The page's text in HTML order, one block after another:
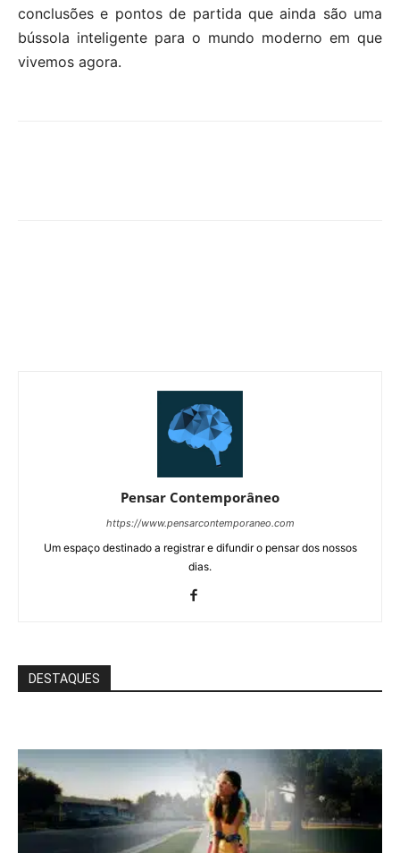
conclusões e pontos de partida que ainda são uma
bússola inteligente para o mundo moderno em que
vivemos agora.
Pensar Contemporâneo
https://www.pensarcontemporaneo.com
Um espaço destinado a registrar e difundir o pensar dos nossos
dias.
DESTAQUES